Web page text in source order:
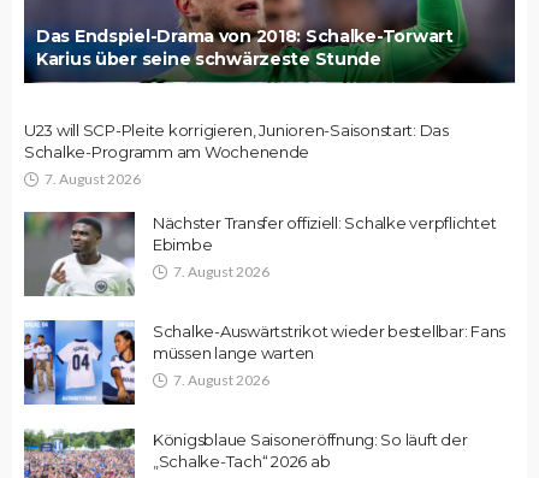
Das Endspiel-Drama von 2018: Schalke-Torwart
Karius über seine schwärzeste Stunde
U23 will SCP-Pleite korrigieren, Junioren-Saisonstart: Das
Schalke-Programm am Wochenende
7. August 2026
Nächster Transfer offiziell: Schalke verpflichtet
Ebimbe
7. August 2026
Schalke-Auswärtstrikot wieder bestellbar: Fans
müssen lange warten
7. August 2026
Königsblaue Saisoneröffnung: So läuft der
„Schalke-Tach“ 2026 ab